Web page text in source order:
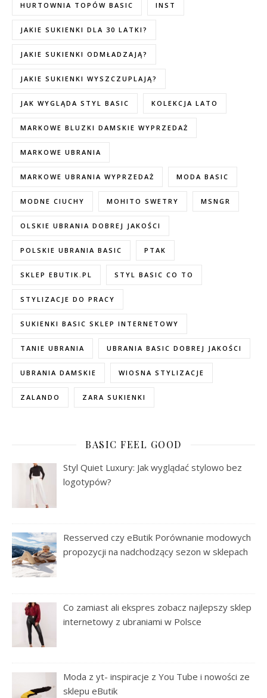
HURTOWNIA TOPÓW BASIC INST
JAKIE SUKIENKI DLA 30 LATKI?
JAKIE SUKIENKI ODMŁADZAJĄ?
JAKIE SUKIENKI WYSZCZUPLAJĄ?
JAK WYGLĄDA STYL BASIC KOLEKCJA LATO
MARKOWE BLUZKI DAMSKIE WYPRZEDAŻ
MARKOWE UBRANIA
MARKOWE UBRANIA WYPRZEDAŻ MODA BASIC
MODNE CIUCHY MOHITO SWETRY MSNGR
OLSKIE UBRANIA DOBREJ JAKOŚCI
POLSKIE UBRANIA BASIC PTAK
SKLEP EBUTIK.PL STYL BASIC CO TO
STYLIZACJE DO PRACY
SUKIENKI BASIC SKLEP INTERNETOWY
TANIE UBRANIA UBRANIA BASIC DOBREJ JAKOŚCI
UBRANIA DAMSKIE WIOSNA STYLIZACJE
ZALANDO ZARA SUKIENKI
BASIC FEEL GOOD
Styl Quiet Luxury: Jak wyglądać stylowo bez
logotypów?
Resserved czy eButik Porównanie modowych
propozycji na nadchodzący sezon w sklepach
Co zamiast ali ekspres zobacz najlepszy sklep
internetowy z ubraniami w Polsce
Moda z yt- inspiracje z You Tube i nowości ze
sklepu eButik